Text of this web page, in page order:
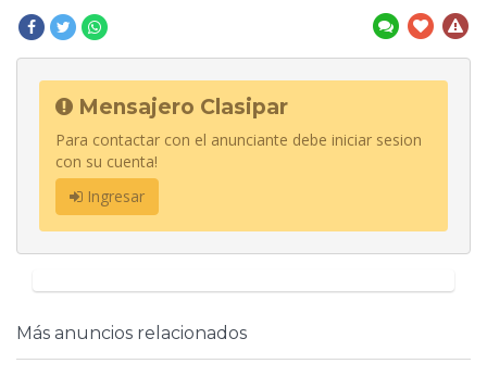
Mensajero Clasipar
Para contactar con el anunciante debe iniciar sesion
con su cuenta!
Ingresar
Más anuncios relacionados